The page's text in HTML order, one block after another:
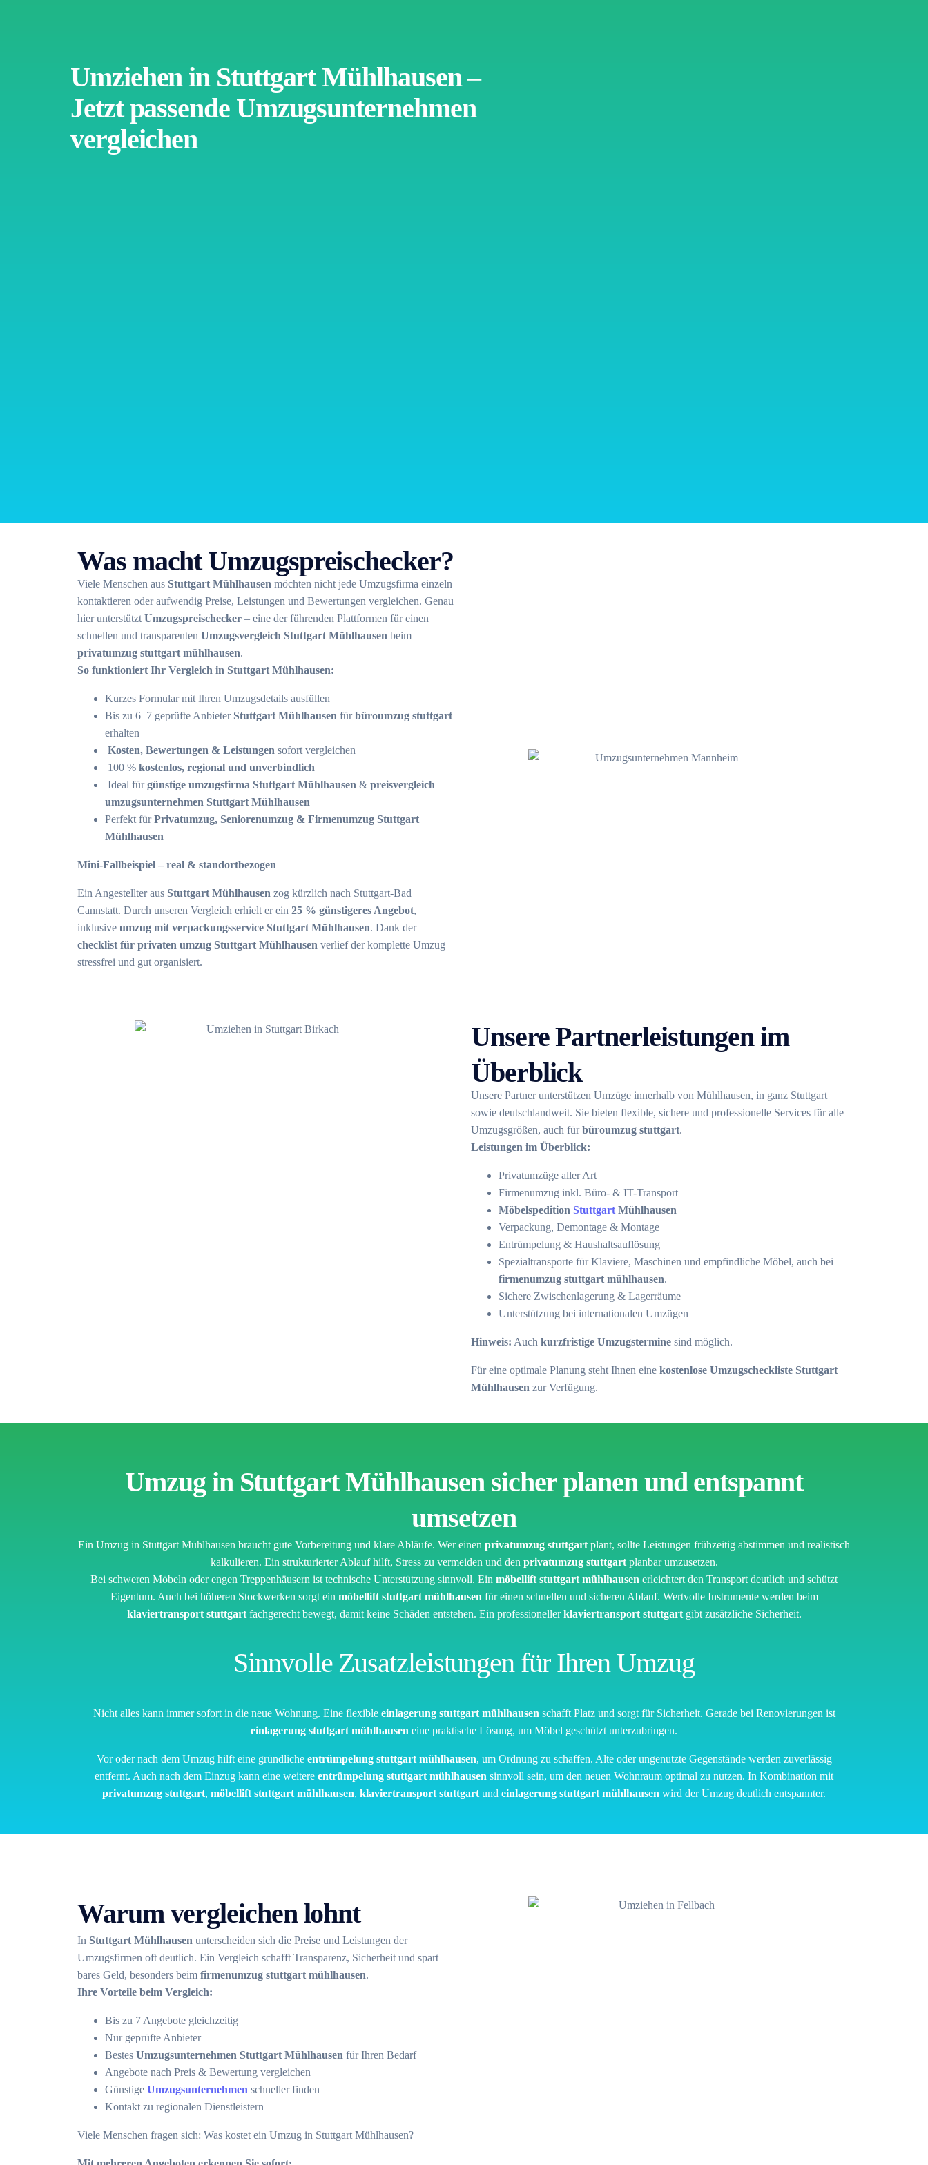
Umziehen in Stuttgart Mühlhausen –
Jetzt passende Umzugsunternehmen
vergleichen
Was macht Umzugspreischecker?
Viele Menschen aus Stuttgart Mühlhausen möchten nicht jede Umzugsfirma einzeln
kontaktieren oder aufwendig Preise, Leistungen und Bewertungen vergleichen. Genau
hier unterstützt Umzugspreischecker – eine der führenden Plattformen für einen
schnellen und transparenten Umzugsvergleich Stuttgart Mühlhausen beim
privatumzug stuttgart mühlhausen.
So funktioniert Ihr Vergleich in Stuttgart Mühlhausen:
Kurzes Formular mit Ihren Umzugsdetails ausfüllen
Bis zu 6–7 geprüfte Anbieter Stuttgart Mühlhausen fürbüroumzug stuttgart
erhalten
Kosten, Bewertungen & Leistungen sofort vergleichen
100 % kostenlos, regional und unverbindlich
Ideal fürgünstige umzugsfirma Stuttgart Mühlhausen & preisvergleich
umzugsunternehmen Stuttgart Mühlhausen
Perfekt fürPrivatumzug, Seniorenumzug & Firmenumzug Stuttgart
Mühlhausen
Mini-Fallbeispiel – real & standortbezogen
Ein Angestellter aus Stuttgart Mühlhausen zog kürzlich nach Stuttgart-Bad
Cannstatt. Durch unseren Vergleich erhielt er ein 25 % günstigeres Angebot,
inklusive umzug mit verpackungsservice Stuttgart Mühlhausen. Dank der
checklist für privaten umzug Stuttgart Mühlhausen verlief der komplette Umzug
stressfrei und gut organisiert.
Unsere Partnerleistungen im
Überblick
Unsere Partner unterstützen Umzüge innerhalb von Mühlhausen, in ganz Stuttgart
sowie deutschlandweit. Sie bieten flexible, sichere und professionelle Services für alle
Umzugsgrößen, auch fürbüroumzug stuttgart.
Leistungen im Überblick:
Privatumzüge aller Art
Firmenumzug inkl. Büro- & IT-Transport
Möbelspedition Stuttgart Mühlhausen
Verpackung, Demontage & Montage
Entrümpelung & Haushaltsauflösung
Spezialtransporte für Klaviere, Maschinen und empfindliche Möbel, auch bei
firmenumzug stuttgart mühlhausen.
Sichere Zwischenlagerung & Lagerräume
Unterstützung bei internationalen Umzügen
Hinweis: Auch kurzfristige Umzugstermine sind möglich.
Für eine optimale Planung steht Ihnen eine kostenlose Umzugscheckliste Stuttgart
Mühlhausen zur Verfügung.
Umzug in Stuttgart Mühlhausen sicher planen und entspannt
umsetzen
Ein Umzug in Stuttgart Mühlhausen braucht gute Vorbereitung und klare Abläufe. Wer einen privatumzug stuttgart plant, sollte Leistungen frühzeitig abstimmen und realistisch
kalkulieren. Ein strukturierter Ablauf hilft, Stress zu vermeiden und den privatumzug stuttgartplanbar umzusetzen.
Bei schweren Möbeln oder engen Treppenhäusern ist technische Unterstützung sinnvoll. Ein möbellift stuttgart mühlhausen erleichtert den Transport deutlich und schützt
Eigentum. Auch bei höheren Stockwerken sorgt ein möbellift stuttgart mühlhausen für einen schnellen und sicheren Ablauf. Wertvolle Instrumente werden beim
klaviertransport stuttgartfachgerecht bewegt, damit keine Schäden entstehen. Ein professionellerklaviertransport stuttgartgibt zusätzliche Sicherheit.
Sinnvolle Zusatzleistungen für Ihren Umzug
Nicht alles kann immer sofort in die neue Wohnung. Eine flexible einlagerung stuttgart mühlhausen schafft Platz und sorgt für Sicherheit. Gerade bei Renovierungen ist
einlagerung stuttgart mühlhausen eine praktische Lösung, um Möbel geschützt unterzubringen.
Vor oder nach dem Umzug hilft eine gründliche entrümpelung stuttgart mühlhausen, um Ordnung zu schaffen. Alte oder ungenutzte Gegenstände werden zuverlässig
entfernt. Auch nach dem Einzug kann eine weitere entrümpelung stuttgart mühlhausen sinnvoll sein, um den neuen Wohnraum optimal zu nutzen. In Kombination mit
privatumzug stuttgart, möbellift stuttgart mühlhausen, klaviertransport stuttgart und einlagerung stuttgart mühlhausen wird der Umzug deutlich entspannter.
Warum vergleichen lohnt
In Stuttgart Mühlhausen unterscheiden sich die Preise und Leistungen der
Umzugsfirmen oft deutlich. Ein Vergleich schafft Transparenz, Sicherheit und spart
bares Geld, besonders beim firmenumzug stuttgart mühlhausen.
Ihre Vorteile beim Vergleich:
Bis zu 7 Angebote gleichzeitig
Nur geprüfte Anbieter
Bestes Umzugsunternehmen Stuttgart Mühlhausen für Ihren Bedarf
Angebote nach Preis & Bewertung vergleichen
Günstige Umzugsunternehmen schneller finden
Kontakt zu regionalen Dienstleistern
Viele Menschen fragen sich: Was kostet ein Umzug in Stuttgart Mühlhausen?